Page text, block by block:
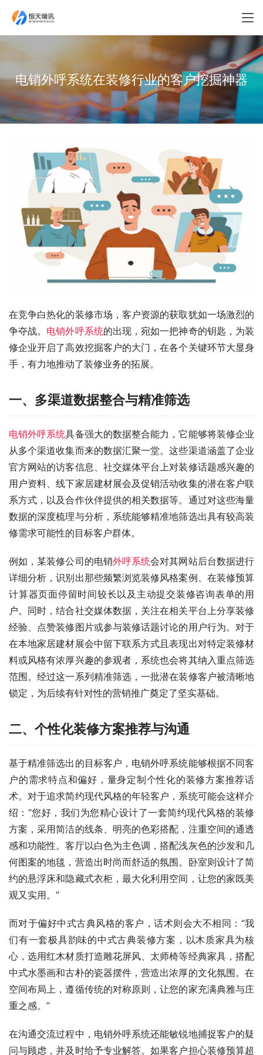
电销外呼系统在装修行业的客户挖掘神器
在竞争白热化的装修市场，客户资源的获取犹如一场激烈的
争夺战。 电销外呼系统的出现，宛如一把神奇的钥匙，为装
修企业开启了高效挖掘客户的大门，在各个关键环节大显身
手，有力地推动了装修业务的拓展。
一、多渠道数据整合与精准筛选
电销外呼系统具备强大的数据整合能力，它能够将装修企业
从多个渠道收集而来的数据汇聚一堂。这些渠道涵盖了企业
官方网站的访客信息、社交媒体平台上对装修话题感兴趣的
用户资料、线下家居建材展会及促销活动收集的潜在客户联
系方式，以及合作伙伴提供的相关数据等。通过对这些海量
数据的深度梳理与分析，系统能够精准地筛选出具有较高装
修需求可能性的目标客户群体。
例如，某装修公司的电销外呼系统会对其网站后台数据进行
详细分析，识别出那些频繁浏览装修风格案例、在装修预算
计算器页面停留时间较长以及主动提交装修咨询表单的用
户。同时，结合社交媒体数据，关注在相关平台上分享装修
经验、点赞装修图片或参与装修话题讨论的用户行为。对于
在本地家居建材展会中留下联系方式且表现出对特定装修材
料或风格有浓厚兴趣的参观者，系统也会将其纳入重点筛选
范围。经过这一系列精准筛选，一批潜在装修客户被清晰地
锁定，为后续有针对性的营销推广奠定了坚实基础。
二、个性化装修方案推荐与沟通
基于精准筛选出的目标客户，电销外呼系统能够根据不同客
户的需求特点和偏好，量身定制个性化的装修方案推荐话
术。对于追求简约现代风格的年轻客户，系统可能会这样介
绍：“您好，我们为您精心设计了一套简约现代风格的装修
方案，采用简洁的线条、明亮的色彩搭配，注重空间的通透
感和功能性。客厅以白色为主色调，搭配浅灰色的沙发和几
何图案的地毯，营造出时尚而舒适的氛围。卧室则设计了简
约的悬浮床和隐藏式衣柜，最大化利用空间，让您的家既美
观又实用。”
而对于偏好中式古典风格的客户，话术则会大不相同：“我
们有一套极具韵味的中式古典装修方案，以木质家具为核
心，选用红木材质打造雕花屏风、太师椅等经典家具，搭配
中式水墨画和古朴的瓷器摆件，营造出浓厚的文化氛围。在
空间布局上，遵循传统的对称原则，让您的家充满典雅与庄
重之感。”
在沟通交流过程中，电销外呼系统还能敏锐地捕捉客户的疑
问与顾虑，并及时给予专业解答。如果客户担心装修预算超